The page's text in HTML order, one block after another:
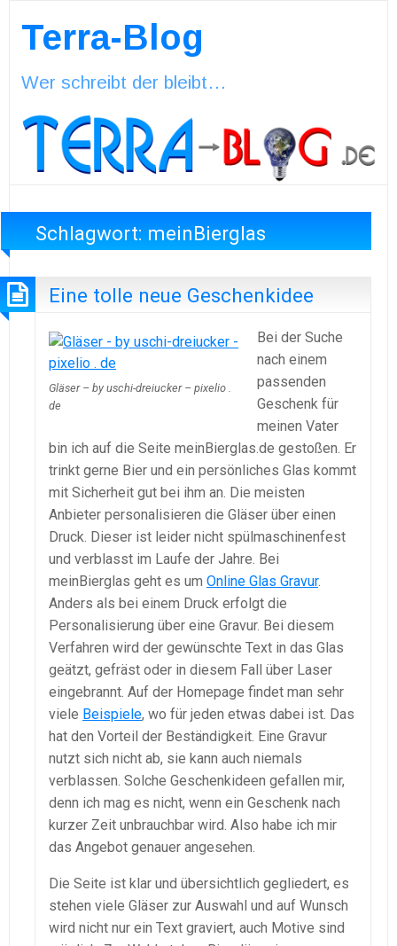
Terra-Blog
Wer schreibt der bleibt…
Schlagwort: meinBierglas
Eine tolle neue Geschenkidee
Gläser – by uschi-dreiucker – pixelio .
de
Bei der Suche
nach einem
passenden
Geschenk für
meinen Vater
bin ich auf die Seite meinBierglas.de gestoßen. Er
trinkt gerne Bier und ein persönliches Glas kommt
mit Sicherheit gut bei ihm an. Die meisten
Anbieter personalisieren die Gläser über einen
Druck. Dieser ist leider nicht spülmaschinenfest
und verblasst im Laufe der Jahre. Bei
meinBierglas geht es um Online Glas Gravur.
Anders als bei einem Druck erfolgt die
Personalisierung über eine Gravur. Bei diesem
Verfahren wird der gewünschte Text in das Glas
geätzt, gefräst oder in diesem Fall über Laser
eingebrannt. Auf der Homepage findet man sehr
viele Beispiele, wo für jeden etwas dabei ist. Das
hat den Vorteil der Beständigkeit. Eine Gravur
nutzt sich nicht ab, sie kann auch niemals
verblassen. Solche Geschenkideen gefallen mir,
denn ich mag es nicht, wenn ein Geschenk nach
kurzer Zeit unbrauchbar wird. Also habe ich mir
das Angebot genauer angesehen.
Die Seite ist klar und übersichtlich gegliedert, es
stehen viele Gläser zur Auswahl und auf Wunsch
wird nicht nur ein Text graviert, auch Motive sind